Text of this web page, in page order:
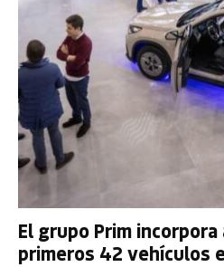
El grupo Prim
primeros 42 vehículos